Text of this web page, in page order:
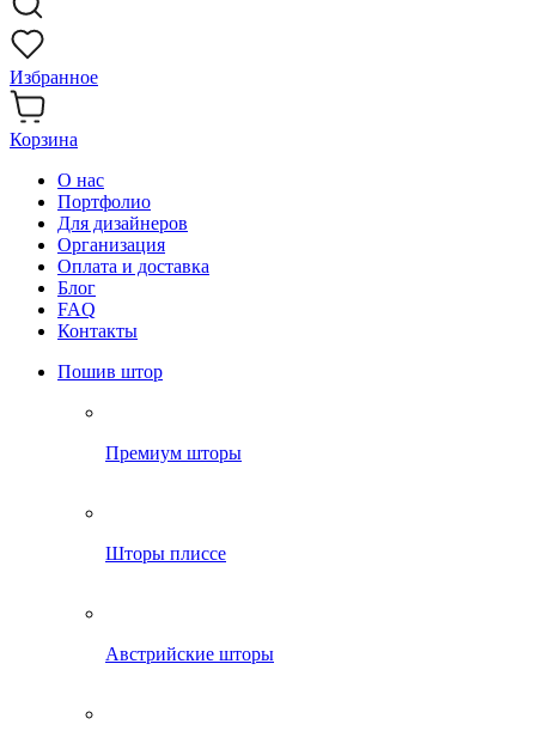
Избранное
Корзина
О нас
Портфолио
Для дизайнеров
Организация
Оплата и доставка
Блог
FAQ
Контакты
Пошив штор
Премиум шторы
Шторы плиссе
Австрийские шторы